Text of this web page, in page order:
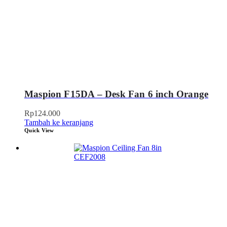
Maspion F15DA – Desk Fan 6 inch Orange
Rp124.000
Tambah ke keranjang
Quick View